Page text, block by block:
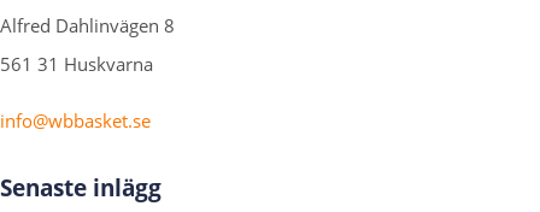
Alfred Dahlinvägen 8
561 31 Huskvarna
info@wbbasket.se
Senaste inlägg